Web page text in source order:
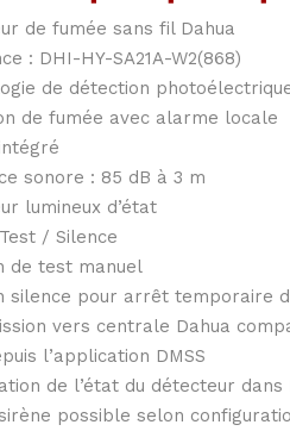
de fumée sans fil Dahua
: DHI-HY-SA21A-W2(868)
de détection
de fumée avec alarme locale
sonore : 85 dB à 3 m
lumineux d’état
/ Silence
de test manuel
silence pour arrêt temporaire
vers centrale Dahua
l’application DMSS
de l’état du détecteur dans
possible selon